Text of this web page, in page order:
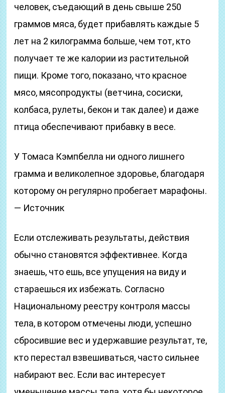
человек, съедающий в день свыше 250
граммов мяса, будет прибавлять каждые 5
лет на 2 килограмма больше, чем тот, кто
получает те же калории из растительной
пищи. Кроме того, показано, что красное
мясо, мясопродукты (ветчина, сосиски,
колбаса, рулеты, бекон и так далее) и даже
птица обеспечивают прибавку в весе.
У Томаса Кэмпбелла ни одного лишнего
грамма и великолепное здоровье, благодаря
которому он регулярно пробегает марафоны.
— Источник
Если отслеживать результаты, действия
обычно становятся эффективнее. Когда
знаешь, что ешь, все упущения на виду и
стараешься их избежать. Согласно
Национальному реестру контроля массы
тела, в котором отмечены люди, успешно
сбросившие вес и удержавшие результат, те,
кто перестал взвешиваться, часто сильнее
набирают вес. Если вас интересует